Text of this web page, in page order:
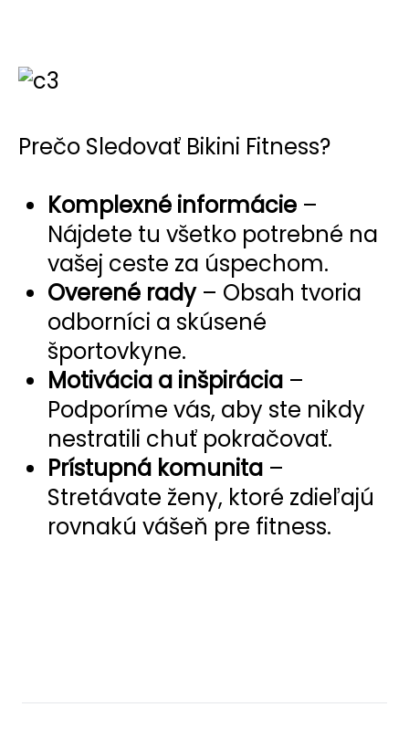
Prečo Sledovať Bikini Fitness?
Komplexné informácie –
Nájdete tu všetko potrebné na
vašej ceste za úspechom.
Overené rady– Obsah tvoria
odborníci a skúsené
športovkyne.
Motivácia a inšpirácia –
Podporíme vás, aby ste nikdy
nestratili chuť pokračovať.
Prístupná komunita –
Stretávate ženy, ktoré zdieľajú
rovnakú vášeň pre fitness.